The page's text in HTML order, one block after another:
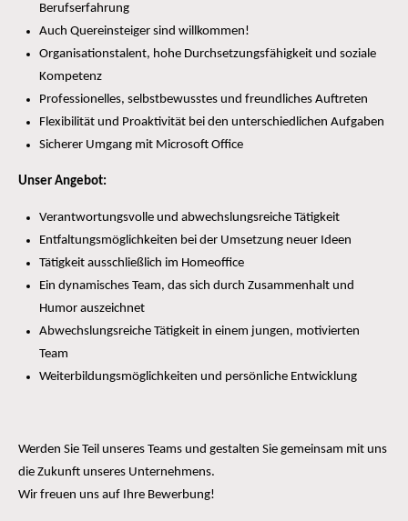
Berufserfahrung
Auch Quereinsteiger sind willkommen!
Organisationstalent, hohe Durchsetzungsfähigkeit und soziale
Kompetenz
Professionelles, selbstbewusstes und freundliches Auftreten
Flexibilität und Proaktivität bei den unterschiedlichen Aufgaben
Sicherer Umgang mit Microsoft Office
Unser Angebot:
Verantwortungsvolle und abwechslungsreiche Tätigkeit
Entfaltungsmöglichkeiten bei der Umsetzung neuer Ideen
Tätigkeit ausschließlich im Homeoffice
Ein dynamisches Team, das sich durch Zusammenhalt und
Humor auszeichnet
Abwechslungsreiche Tätigkeit in einem jungen, motivierten
Team
Weiterbildungsmöglichkeiten und persönliche Entwicklung
Werden Sie Teil unseres Teams und gestalten Sie gemeinsam mit uns
die Zukunft unseres Unternehmens.
Wir freuen uns auf Ihre Bewerbung!